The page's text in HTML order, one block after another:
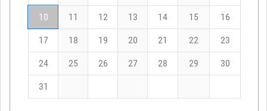
10 11 12 13 14 15 16
17 18 19 20 21 22 23
24 25 26 27 28 29 30
31